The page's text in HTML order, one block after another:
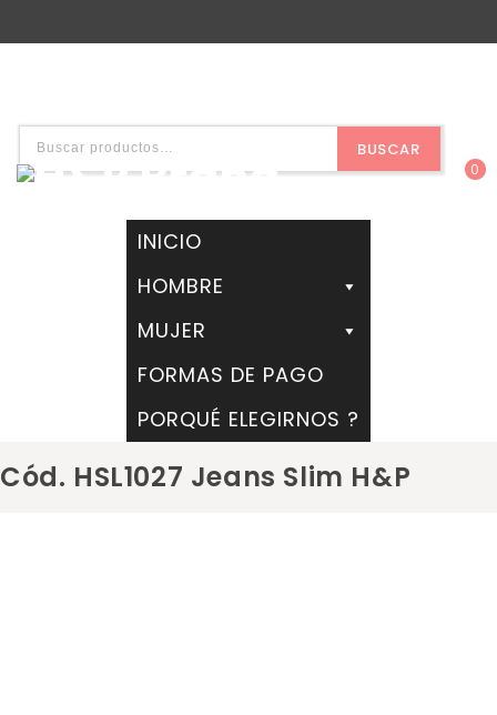
BUSCAR
0
INICIO
HOMBRE
MUJER
FORMAS DE PAGO
PORQUÉ ELEGIRNOS ?
Cód. HSL1027 Jeans Slim H&P